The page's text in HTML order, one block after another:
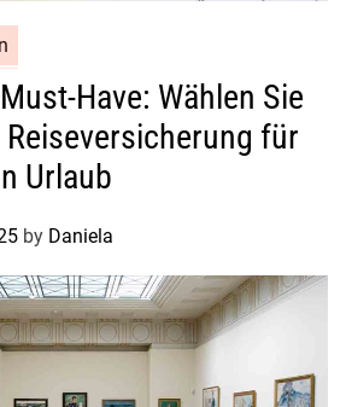
Have: Wählen Sie
für
Urlaub
by Daniela